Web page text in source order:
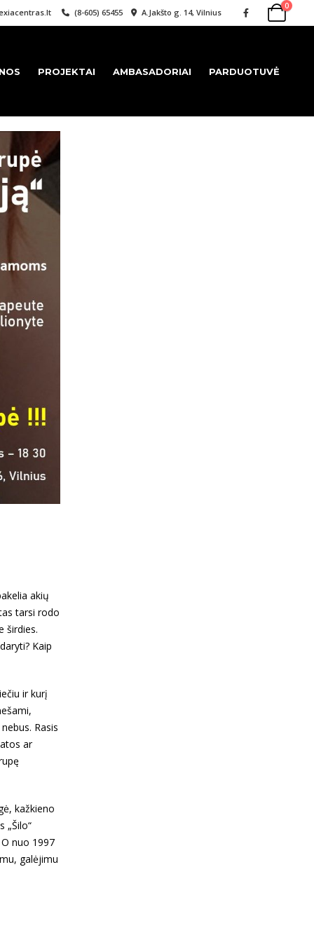
(8-605) 65455 A.Jakšto g. 14, Vilnius
0
PROJEKTAI AMBASADORIAI PARDUOTUVĖ
akių
tarsi rodo
širdies.
Kaip
ir kurį
Rasis
ar
kažkieno
„Šilo“
nuo 1997
galėjimu